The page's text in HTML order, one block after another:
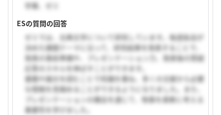
学業、ゼミ
ESの質問の回答
ゼミでは、古典文学について研究しています。毎週各自が
決めた課題テーマに沿って、研究結果を発表することで、
発表の事前準備や、プレゼンテーション力、発表後の質疑
応答のスキルを伸ばすことができます。
書籍や論文を読むことで知識を重ね、多くの文献から必要
な情報を見極めることができるようになりました。また、
プレゼンテーションの機会を通じて、物事を柔軟に考える
重要性を学びました。